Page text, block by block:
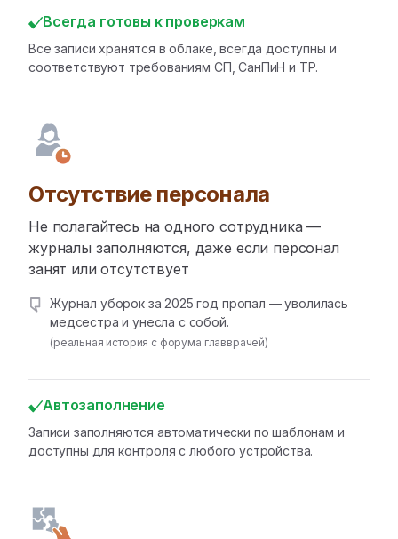
Всегда готовы к проверкам
Все записи хранятся в облаке, всегда доступны и
соответствуют требованиям СП, СанПиН и ТР.
Отсутствие персонала
Не полагайтесь на одного сотрудника —
журналы заполняются, даже если персонал
занят или отсутствует
Журнал уборок за 2025 год пропал — уволилась
медсестра и унесла с собой.
(реальная история с форума главврачей)
Автозаполнение
Записи заполняются автоматически по шаблонам и
доступны для контроля с любого устройства.